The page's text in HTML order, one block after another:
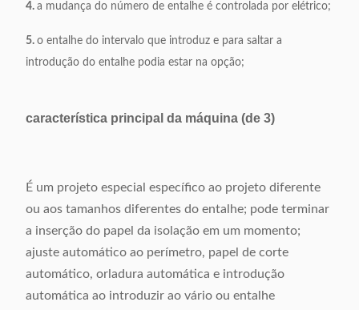
4. a mudança do número de entalhe é controlada por elétrico;
5. o entalhe do intervalo que introduz e para saltar a
introdução do entalhe podia estar na opção;
característica principal da máquina (de 3)
É um projeto especial específico ao projeto diferente
ou aos tamanhos diferentes do entalhe; pode terminar
a inserção do papel da isolação em um momento;
ajuste automático ao perímetro, papel de corte
automático, orladura automática e introdução
automática ao introduzir ao vário ou entalhe